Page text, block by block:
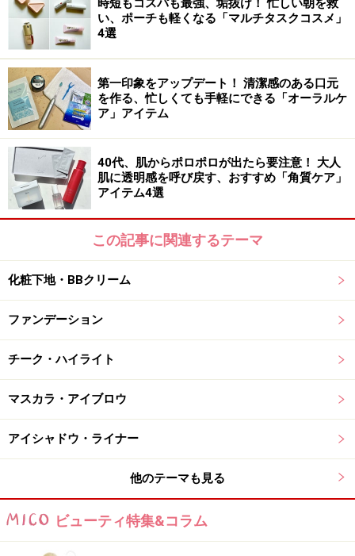
時短もコスパも最強、垢抜け！ 忙しい朝を救
い、ポーチも軽くなる「マルチタスクコスメ」
4選
第一印象をアップデート！ 清潔感のある口元
を作る、忙しくても手軽にできる「オーラルケ
ア」アイテム
40代、肌からポロポロが出たら要注意！ 大人
肌に透明感を呼び戻す、おすすめ「角質ケア」
アイテム4選
この記事に関連するテーマ
化粧下地・BBクリーム
ファンデーション
チーク・ハイライト
マスカラ・アイブロウ
アイシャドウ・ライナー
他のテーマも見る
ビューティ特集&コラム